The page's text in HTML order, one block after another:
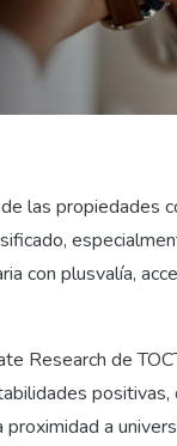
las propiedades
con plusvalía,
Research de
a